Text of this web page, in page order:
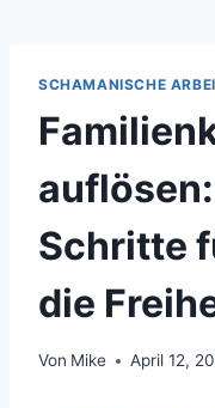
SCHAMANISCHE
Schritte
die
Von Mike April 12,